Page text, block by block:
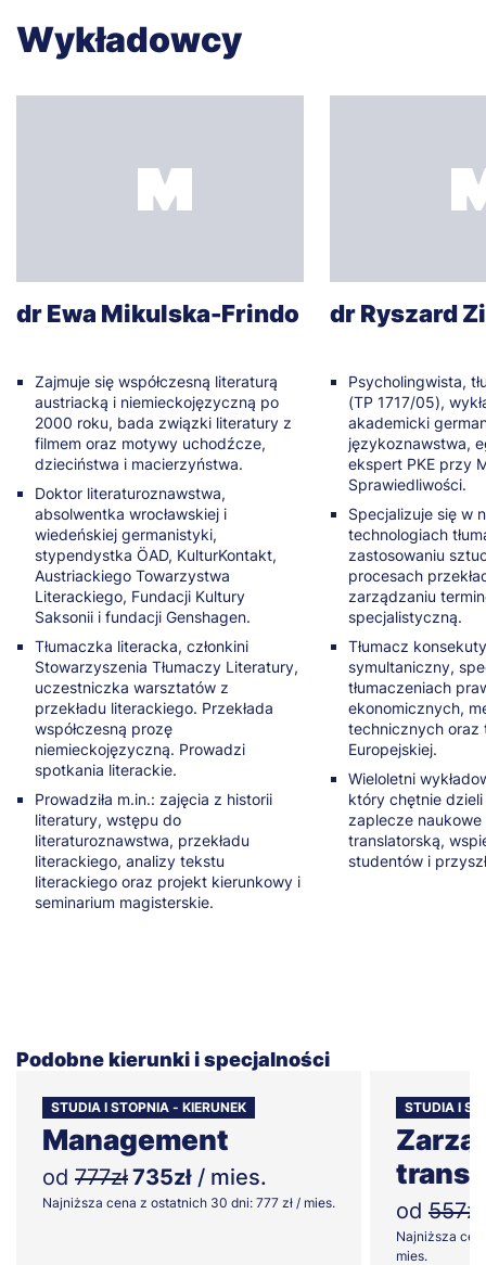
Wykładowcy
dr Ewa Mikulska-Frindo
Zajmuje się współczesną literaturą
austriacką i niemieckojęzyczną po
2000 roku, bada związki literatury z
filmem oraz motywy uchodźcze,
dzieciństwa i macierzyństwa.
Doktor literaturoznawstwa,
absolwentka wrocławskiej i
wiedeńskiej germanistyki,
stypendystka ÖAD, KulturKontakt,
Austriackiego Towarzystwa
Literackiego, Fundacji Kultury
Saksonii i fundacji Genshagen.
Tłumaczka literacka, członkini
Stowarzyszenia Tłumaczy Literatury,
uczestniczka warsztatów z
przekładu literackiego. Przekłada
współczesną prozę
niemieckojęzyczną. Prowadzi
spotkania literackie.
Prowadziła m.in.: zajęcia z historii
literatury, wstępu do
literaturoznawstwa, przekładu
literackiego, analizy tekstu
literackiego oraz projekt kierunkowy i
seminarium magisterskie.
dr Ryszard
Psycholingwista,
(TP 1717/05),
akademicki
językoznawstwa,
ekspert PKE przy
Sprawiedliwości.
Specjalizuje się w
technologiach
zastosowaniu
procesach
zarządzaniu
specjalistyczną.
Tłumacz
symultaniczny,
tłumaczeniach
ekonomicznych,
technicznych oraz
Europejskiej.
Wieloletni
który chętnie dzieli
zaplecze
translatorską,
studentów i
Podobne kierunki i specjalności
STUDIA I STOPNIA - KIERUNEK
Management
od 777zł735zł / mies.
Najniższa cena z ostatnich 30 dni: 777 zł / mies.
STUDIA I
od 557zł
Najniższa
mies.